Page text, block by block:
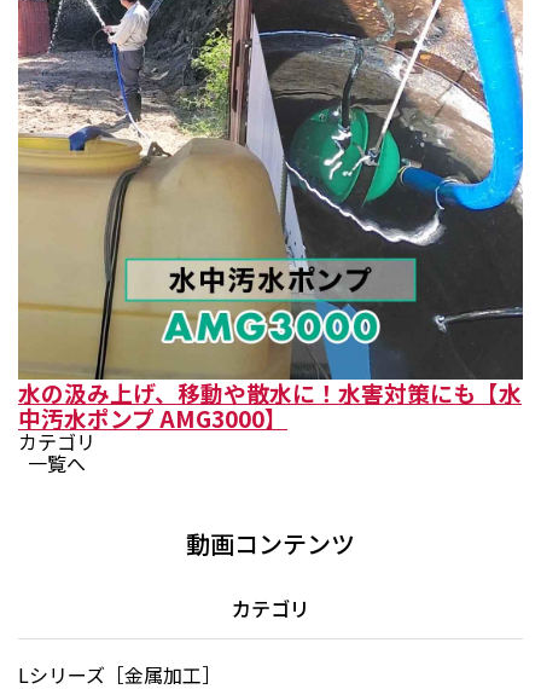
水の汲み上げ、移動や散水に！水害対策にも【水
中汚水ポンプ AMG3000】
カテゴリ
一覧へ
動画コンテンツ
カテゴリ
Lシリーズ［金属加工］